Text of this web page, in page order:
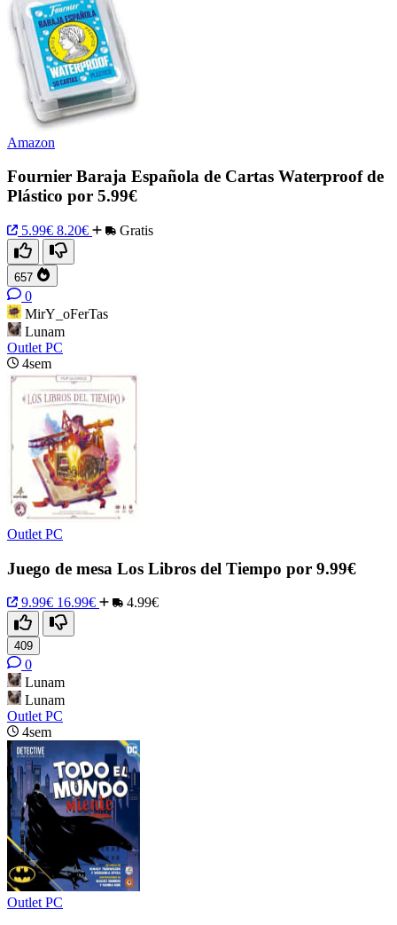
Amazon
Fournier Baraja Española de Cartas Waterproof de
Plástico por 5.99€
5.99€ 8.20€ Gratis
657
0
MirY_oFerTas
Lunam
Outlet PC
4sem
Outlet PC
Juego de mesa Los Libros del Tiempo por 9.99€
9.99€ 16.99€ 4.99€
409
0
Lunam
Lunam
Outlet PC
4sem
Outlet PC